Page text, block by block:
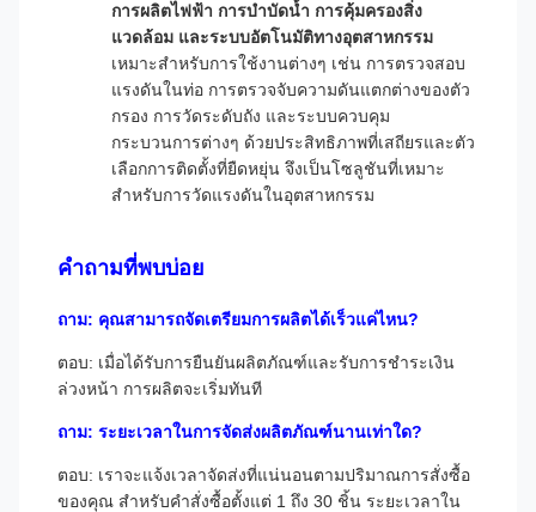
การผลิตไฟฟ้า การบำบัดน้ำ การคุ้มครองสิ่ง
แวดล้อม และระบบอัตโนมัติทางอุตสาหกรรม
เหมาะสำหรับการใช้งานต่างๆ เช่น การตรวจสอบ
แรงดันในท่อ การตรวจจับความดันแตกต่างของตัว
กรอง การวัดระดับถัง และระบบควบคุม
กระบวนการต่างๆ ด้วยประสิทธิภาพที่เสถียรและตัว
เลือกการติดตั้งที่ยืดหยุ่น จึงเป็นโซลูชันที่เหมาะ
สำหรับการวัดแรงดันในอุตสาหกรรม
คำถามที่พบบ่อย
ถาม: คุณสามารถจัดเตรียมการผลิตได้เร็วแค่ไหน?
ตอบ: เมื่อได้รับการยืนยันผลิตภัณฑ์และรับการชำระเงิน
ล่วงหน้า การผลิตจะเริ่มทันที
ถาม: ระยะเวลาในการจัดส่งผลิตภัณฑ์นานเท่าใด?
ตอบ: เราจะแจ้งเวลาจัดส่งที่แน่นอนตามปริมาณการสั่งซื้อ
ของคุณ สำหรับคำสั่งซื้อตั้งแต่ 1 ถึง 30 ชิ้น ระยะเวลาใน